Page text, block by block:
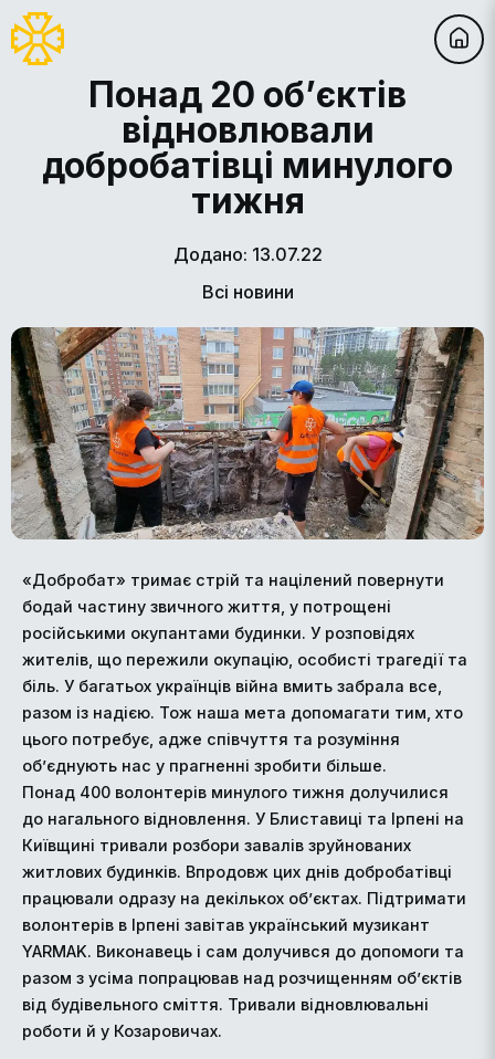
Понад 20 об’єктів
відновлювали
добробатівці минулого
тижня
Додано: 13.07.22
Всі новини
«Добробат» тримає стрій та націлений повернути
бодай частину звичного життя, у потрощені
російськими окупантами будинки. У розповідях
жителів, що пережили окупацію, особисті трагедії та
біль. У багатьох українців війна вмить забрала все,
разом із надією. Тож наша мета допомагати тим, хто
цього потребує, адже співчуття та розуміння
об’єднують нас у прагненні зробити більше.
Понад 400 волонтерів минулого тижня долучилися
до нагального відновлення. У Блиставиці та Ірпені на
Київщині тривали розбори завалів зруйнованих
житлових будинків. Впродовж цих днів добробатівці
працювали одразу на декількох об’єктах. Підтримати
волонтерів в Ірпені завітав український музикант
YARMAK. Виконавець і сам долучився до допомоги та
разом з усіма попрацював над розчищенням об’єктів
від будівельного сміття. Тривали відновлювальні
роботи й у Козаровичах.